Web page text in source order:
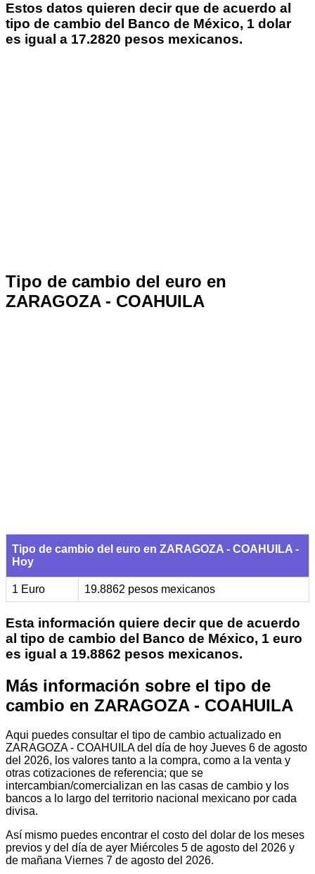
Estos datos quieren decir que de acuerdo al
tipo de cambio del Banco de México, 1 dolar
es igual a 17.2820 pesos mexicanos.
Tipo de cambio del euro en
ZARAGOZA - COAHUILA
Tipo de cambio del euro en ZARAGOZA - COAHUILA -
Hoy
1 Euro 19.8862 pesos mexicanos
Esta información quiere decir que de acuerdo
al tipo de cambio del Banco de México, 1 euro
es igual a 19.8862 pesos mexicanos.
Más información sobre el tipo de
cambio en ZARAGOZA - COAHUILA
Aqui puedes consultar el tipo de cambio actualizado en
ZARAGOZA - COAHUILA del día de hoy Jueves 6 de agosto
del 2026, los valores tanto a la compra, como a la venta y
otras cotizaciones de referencia; que se
intercambian/comercializan en las casas de cambio y los
bancos a lo largo del territorio nacional mexicano por cada
divisa.
Así mismo puedes encontrar el costo del dolar de los meses
previos y del día de ayer Miércoles 5 de agosto del 2026 y
de mañana Viernes 7 de agosto del 2026.